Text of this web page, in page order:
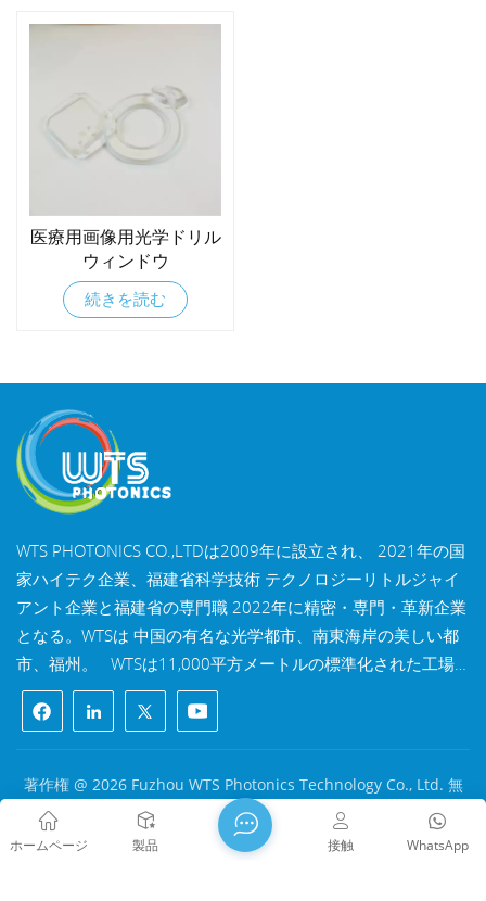
医療用画像用光学ドリル
ウィンドウ
続きを読む
WTS PHOTONICS CO.,LTDは2009年に設立され、 2021年の国
家ハイテク企業、福建省科学技術 テクノロジーリトルジャイ
アント企業と福建省の専門職 2022年に精密・専門・革新企業
となる。WTSは 中国の有名な光学都市、南東海岸の美しい都
市、福州。 WTSは11,000平方メートルの標準化された工場
棟を所有しており、 熟練した技術スタッフと完全な光学処理
システムを備え、 コーティングシステム、組立システム、品
質管理システム。WTSは 研究開発、設計、製造のワンストッ
プソリューションを顧客に提供します。 高精度光学部品、高
精度光学撮像レンズ、 および高出力レーザー部品。 WTSの製
品には以下が含まれます 光学窓、レンズ、円筒レンズ、フィ
ルター、ミラー、プリズム、 波長板、ビームスプリッター、
著作権 @ 2026 Fuzhou WTS Photonics Technology Co., Ltd. 無
断転載を禁じます .
ネットワークサポート
闽ICP备2024080551号
サイトマップ ブログ Xml/
ホームページ 製品 WhatsApp
接触